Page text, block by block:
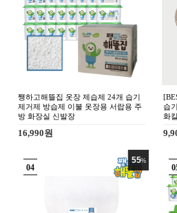
조이수 초순수 3차 살균 정제수 증류
수 1리터 지게차 배터리 화장품 약국
%